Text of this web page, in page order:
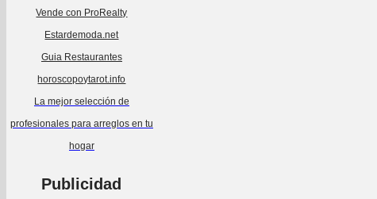
Vende con ProRealty
Estardemoda.net
Guia Restaurantes
horoscopoytarot.info
La mejor selección de
profesionales para arreglos en tu
hogar
Publicidad